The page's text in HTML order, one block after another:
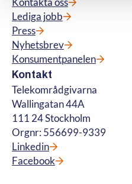
Kontakta oss
Lediga jobb
Press
Nyhetsbrev
Konsumentpanelen
Kontakt
Telekområdgivarna
Wallingatan 44A
111 24 Stockholm
Orgnr: 556699-9339
Linkedin
Facebook